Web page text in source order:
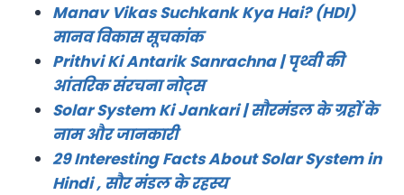
Manav Vikas Suchkank Kya Hai? (HDI)
मानव विकास सूचकांक
Prithvi Ki Antarik Sanrachna | पृथ्वी की
आंतरिक संरचना नोट्स
Solar System Ki Jankari | सौरमंडल के ग्रहों के
नाम और जानकारी
29 Interesting Facts About Solar System in
Hindi , सौर मंडल के रहस्य